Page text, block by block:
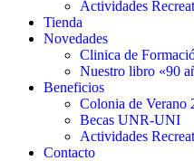
Actividades
Tienda
Novedades
Clinica de
Nuestro libro «90
Beneficios
Colonia de Verano
Becas UNR-UNI
Actividades
Contacto